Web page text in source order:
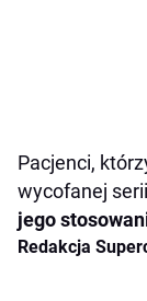
Pacjenci,
wycofanej
jego
Redakcja